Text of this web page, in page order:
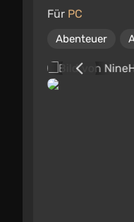
Für PC
Abenteuer